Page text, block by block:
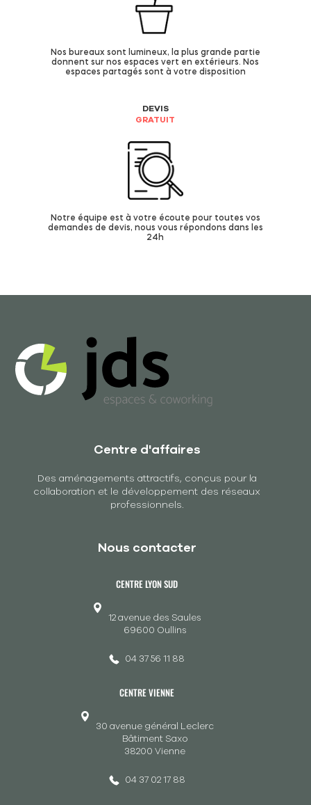
Nos bureaux sont lumineux, la plus grande partie
donnent sur nos espaces vert en extérieurs. Nos
espaces partagés sont à votre disposition
DEVIS
GRATUIT
Notre équipe est à votre écoute pour toutes vos
demandes de devis, nous vous répondons dans les
24h
Centre d'affaires
Des aménagements attractifs, conçus pour la
collaboration et le développement des réseaux
professionnels.
Nous contacter
CENTRE LYON SUD
12 avenue des Saules
69600 Oullins
04 37 56 11 88
CENTRE VIENNE
30 avenue général Leclerc
Bâtiment Saxo
38200 Vienne
04 37 02 17 88